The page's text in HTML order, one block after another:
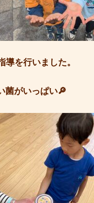
を行いました。
菌がいっぱい🔎